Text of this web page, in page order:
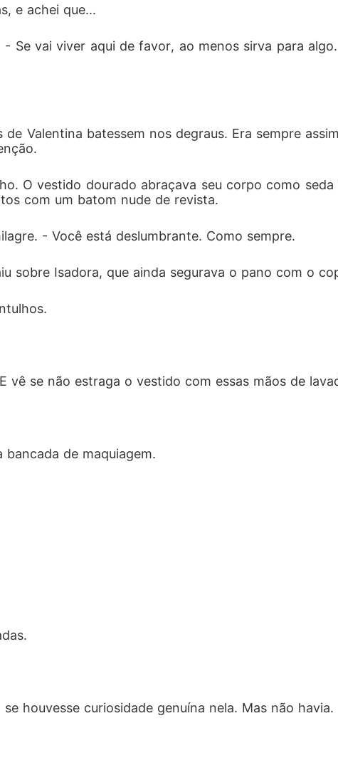
e achei que...
Se vai viver aqui de favor, ao menos sirva para
Valentina batessem nos degraus. Era sempre
O vestido dourado abraçava seu corpo como seda
com um batom nude de revista.
- Você está deslumbrante. Como sempre.
sobre Isadora, que ainda segurava o pano com o
se não estraga o vestido com essas mãos de
de maquiagem.
houvesse curiosidade genuína nela. Mas não havia.